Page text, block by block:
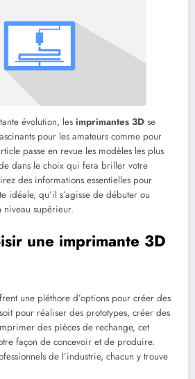
évolution, les imprimantes 3D se
pour les amateurs comme pour
passe en revue les modèles les plus
dans le choix qui fera briller votre
des informations essentielles pour
idéale, qu’il s’agisse de débuter ou
niveau supérieur.
une imprimante 3D
une pléthore d’options pour créer des
pour réaliser des prototypes, créer des
des pièces de rechange, cet
façon de concevoir et de produire.
de l’industrie, chacun y trouve